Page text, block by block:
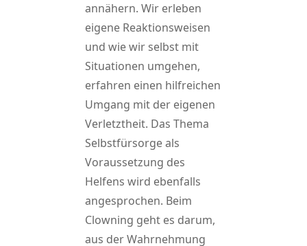
annähern. Wir erleben
eigene Reaktionsweisen
und wie wir selbst mit
Situationen umgehen,
erfahren einen hilfreichen
Umgang mit der eigenen
Verletztheit. Das Thema
Selbstfürsorge als
Voraussetzung des
Helfens wird ebenfalls
angesprochen. Beim
Clowning geht es darum,
aus der Wahrnehmung